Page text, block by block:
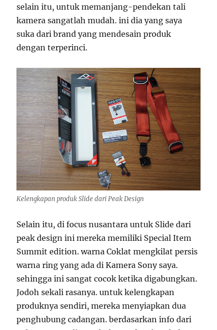
selain itu, untuk memanjang-pendekan tali
kamera sangatlah mudah. ini dia yang saya
suka dari brand yang mendesain produk
dengan terperinci.
Kelengkapan produk Slide dari Peak Design
Selain itu, di focus nusantara untuk Slide dari
peak design ini mereka memiliki Special Item
Summit edition. warna Coklat mengkilat persis
warna ring yang ada di Kamera Sony saya.
sehingga ini sangat cocok ketika digabungkan.
Jodoh sekali rasanya. untuk kelengkapan
produknya sendiri, mereka menyiapkan dua
penghubung cadangan. berdasarkan info dari